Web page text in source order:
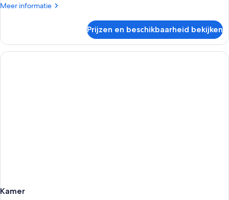
Meer informatie
Meer
Prijzen en beschikbaarheid bekijken
Kamer